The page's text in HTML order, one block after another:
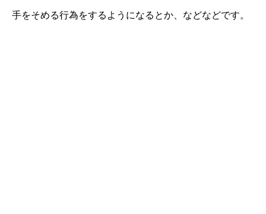
手をそめる行為をするようになるとか、などなどです。